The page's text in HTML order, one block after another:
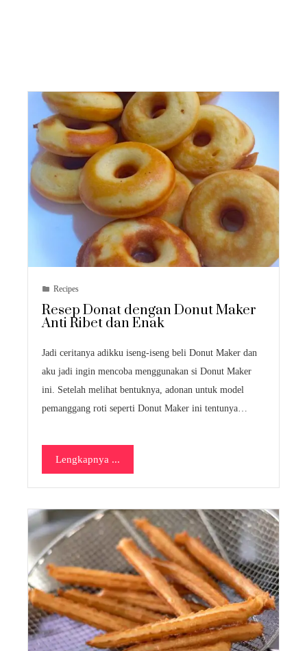
Recipes
Resep Donat dengan Donut Maker
Anti Ribet dan Enak
Jadi ceritanya adikku iseng-iseng beli Donut Maker dan
aku jadi ingin mencoba menggunakan si Donut Maker
ini. Setelah melihat bentuknya, adonan untuk model
pemanggang roti seperti Donut Maker ini tentunya…
Lengkapnya ...